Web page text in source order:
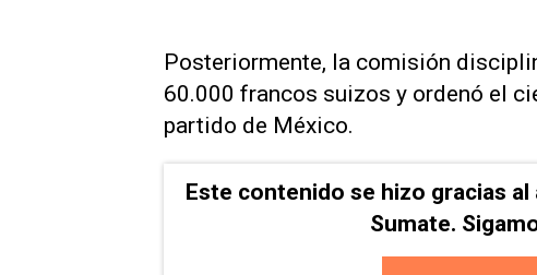
Posteriormente, la comisión
60.000 francos suizos y ordenó el
partido ⁠de México.
Este contenido se hizo gracias
Sumate.